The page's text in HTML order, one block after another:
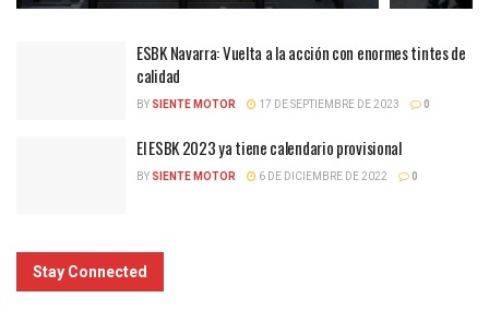
ESBK Navarra: Vuelta a la acción con enormes tintes de
calidad
BY SIENTE MOTOR 17 DE SEPTIEMBRE DE 2023 0
El ESBK 2023 ya tiene calendario provisional
BY SIENTE MOTOR 6 DE DICIEMBRE DE 2022 0
Stay Connected